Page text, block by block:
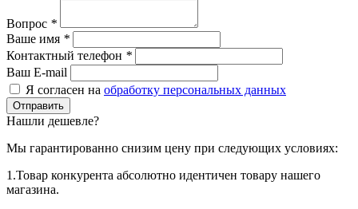
Вопрос *
Ваше имя *
Контактный телефон *
Ваш E-mail
Я согласен на обработку персональных данных
Нашли дешевле?
Мы гарантированно снизим цену при следующих условиях:
1.Товар конкурента абсолютно идентичен товару нашего
магазина.